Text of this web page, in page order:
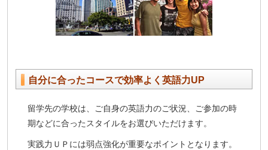
自分に合ったコースで効率よく英語力UP
留学先の学校は、ご自身の英語力のご状況、ご参加の時
期などに合ったスタイルをお選びいただけます。
実践力ＵＰには弱点強化が重要なポイントとなります。